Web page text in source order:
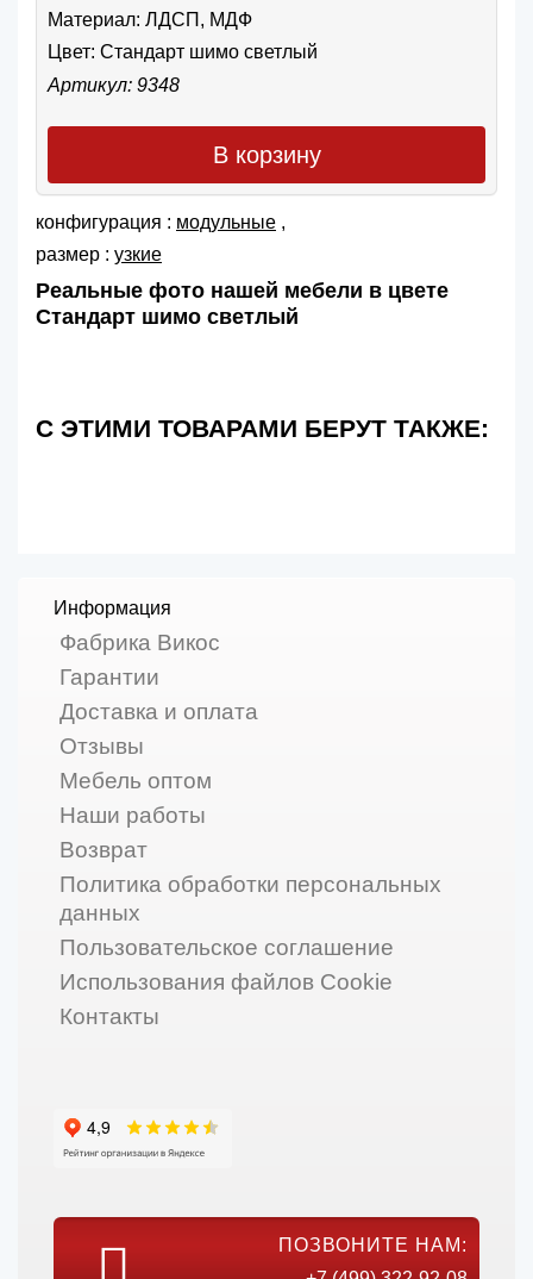
Материал: ЛДСП, МДФ
Цвет: Стандарт шимо светлый
Артикул: 9348
В корзину
конфигурация : модульные ,
размер : узкие
Реальные фото нашей мебели в цвете
Стандарт шимо светлый
С ЭТИМИ ТОВАРАМИ БЕРУТ ТАКЖЕ:
Информация
Фабрика Викос
Гарантии
Доставка и оплата
Отзывы
Мебель оптом
Наши работы
Возврат
Политика обработки персональных
данных
Пользовательское соглашение
Использования файлов Cookie
Контакты
ПОЗВОНИТЕ НАМ: